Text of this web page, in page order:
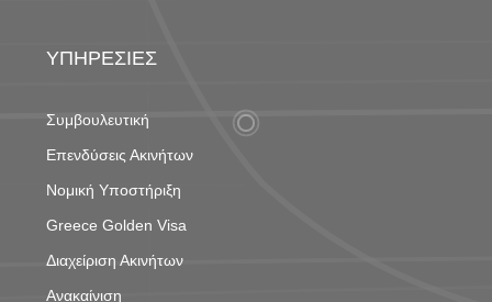
ΥΠΗΡΕΣΙΕΣ
Συμβουλευτική
Επενδύσεις Ακινήτων
Νομική Υποστήριξη
Greece Golden Visa
Διαχείριση Ακινήτων
Ανακαίνιση